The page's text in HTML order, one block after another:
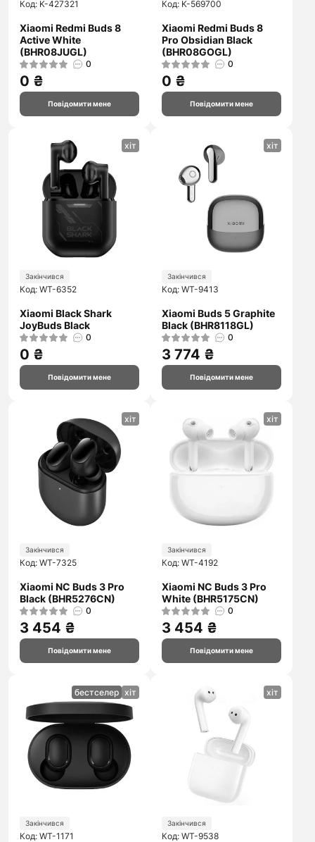
Код: K-427321
Xiaomi Redmi Buds 8
Active White
(BHR08JUGL)
0
0 ₴
Повідомити мене
Код: K-569700
Xiaomi Redmi Buds 8
Pro Obsidian Black
(BHR08GOGL)
0
0 ₴
Повідомити мене
хіт
Закінчився
Код: WT-6352
Xiaomi Black Shark
JoyBuds Black
0
0 ₴
Повідомити мене
хіт
Закінчився
Код: WT-9413
Xiaomi Buds 5 Graphite
Black (BHR8118GL)
0
3 774 ₴
Повідомити мене
хіт
Закінчився
Код: WT-7325
Xiaomi NC Buds 3 Pro
Black (BHR5276CN)
0
3 454 ₴
Повідомити мене
хіт
Закінчився
Код: WT-4192
Xiaomi NC Buds 3 Pro
White (BHR5175CN)
0
3 454 ₴
Повідомити мене
бестселер хіт
Закінчився
Код: WT-1171
хіт
Закінчився
Код: WT-9538